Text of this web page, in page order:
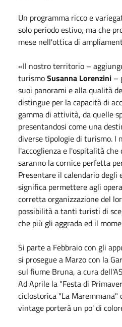
Un programma ricco e
solo periodo estivo, ma che
mese nell'ottica di
«Il nostro territorio –
turismoSusanna Lorenzini –
suoi panorami e alla qualità
distingue per la capacità di
gamma di attività, da quelle
presentandosi come una
diverse tipologie di turismo. I
l'accoglienza e l'ospitalità
saranno la cornice perfetta
Presentare il calendario
significa permettere agli
corretta organizzazione del
possibilità a tanti turisti di
che più gli aggrada ed il
Si parte a Febbraiocon gli
si prosegue a Marzocon la
sul fiume Bruna, a cura
AdAprile la "Festa di
ciclostorica "La Maremmana"
vintage porterà un po' di